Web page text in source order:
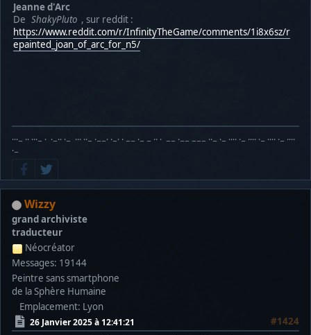
Jeanne d'Arc
De ShakyPluto , sur reddit :
https://www.reddit.com/r/InfinityTheGame/comments/1i8x6sz/r
epainted_joan_of_arc_for_n5/
···− ·· ···− · ·−·· ·− ··· ··− ·−−· ·−· · −− ·− − ·· · −− ·−− −−− ··− ·− ···· ·− ···· ·− ···· ·− ····
·−
Wizzy
grand archiviste
traducteur
Néocréator
Messages: 19144
Peintre sans smartphone
de la Sphère Humaine
Emplacement: Lyon
26 Janvier 2025 à 12:41:21
#1424